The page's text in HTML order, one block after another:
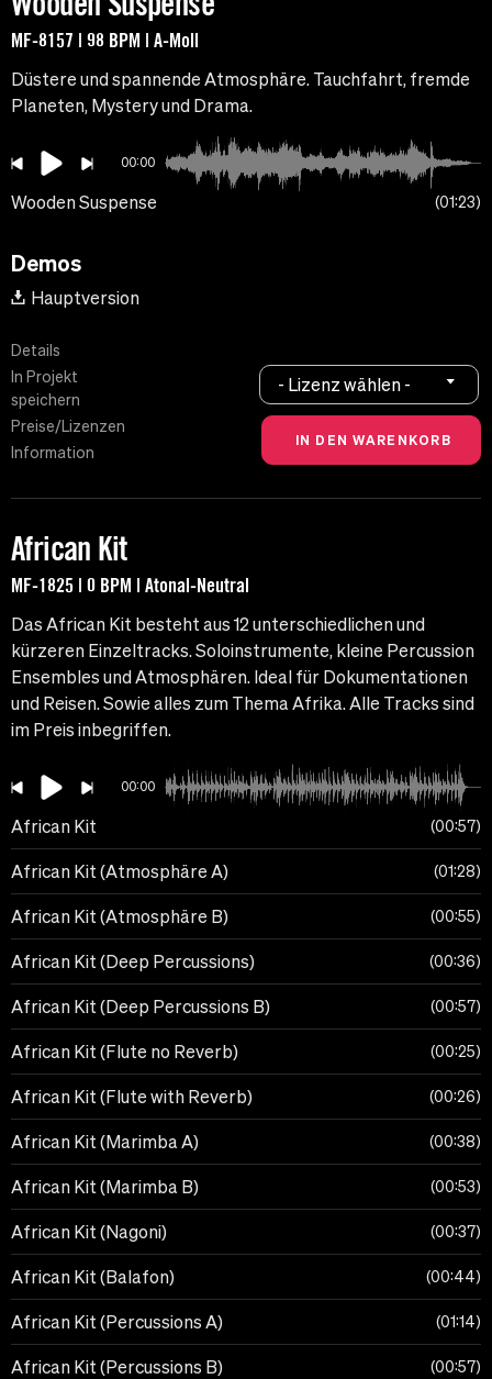
MF-8157 | 98 BPM | A-Moll
Düstere und spannende Atmosphäre. Tauchfahrt, fremde
Planeten, Mystery und Drama.
00:00
Wooden Suspense 01:23
Demos
Hauptversion
Details
In Projekt
speichern
Preise/Lizenzen
Information
- Lizenz wählen -
African Kit
MF-1825 | 0 BPM | Atonal-Neutral
Das African Kit besteht aus 12 unterschiedlichen und
kürzeren Einzeltracks. Soloinstrumente, kleine Percussion
Ensembles und Atmosphären. Ideal für Dokumentationen
und Reisen. Sowie alles zum Thema Afrika. Alle Tracks sind
im Preis inbegriffen.
00:00
African Kit 00:57
African Kit (Atmosphäre A) 01:28
African Kit (Atmosphäre B) 00:55
African Kit (Deep Percussions) 00:36
African Kit (Deep Percussions B) 00:57
African Kit (Flute no Reverb) 00:25
African Kit (Flute with Reverb) 00:26
African Kit (Marimba A) 00:38
African Kit (Marimba B) 00:53
African Kit (Nagoni) 00:37
African Kit (Balafon) 00:44
African Kit (Percussions A) 01:14
African Kit (Percussions B) 00:57